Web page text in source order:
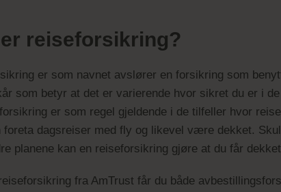
reiseforsikring?
er som navnet avslører en forsikring som
som betyr at det er varierende hvor sikret du er i
er som regel gjeldende i de tilfeller hvor
foreta dagsreiser med fly og likevel være dekket.
planene kan en reiseforsikring gjøre at du får
fra AmTrust får du både